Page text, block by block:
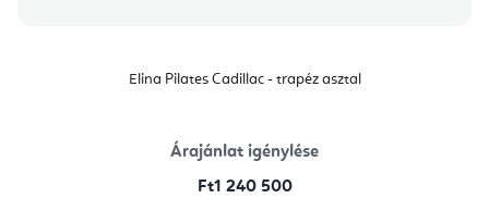
Elina Pilates Cadillac - trapéz asztal
Árajánlat igénylése
Ft1 240 500